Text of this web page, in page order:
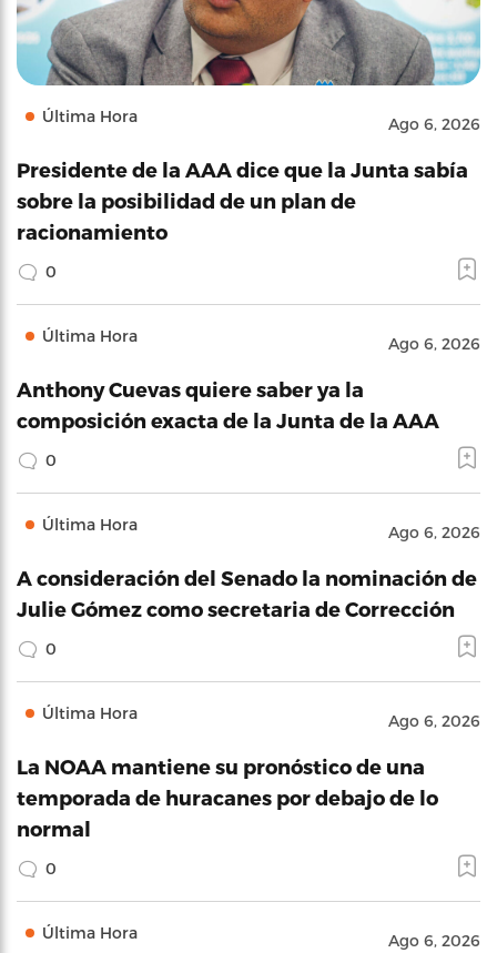
Última Hora Ago 6, 2026
Presidente de la AAA dice que la Junta sabía
sobre la posibilidad de un plan de
racionamiento
0
Última Hora Ago 6, 2026
Anthony Cuevas quiere saber ya la
composición exacta de la Junta de la AAA
0
Última Hora Ago 6, 2026
A consideración del Senado la nominación de
Julie Gómez como secretaria de Corrección
0
Última Hora Ago 6, 2026
La NOAA mantiene su pronóstico de una
temporada de huracanes por debajo de lo
normal
0
Última Hora Ago 6, 2026